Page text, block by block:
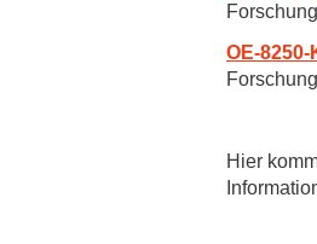
OE-
Hier